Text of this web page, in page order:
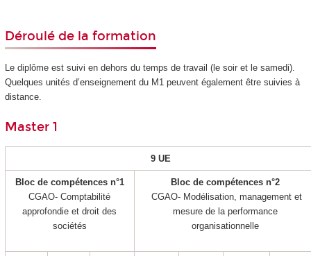
Déroulé de la formation
Le diplôme est suivi en dehors du temps de travail (le soir et le samedi).
Quelques unités d’enseignement du M1 peuvent également être suivies à
distance.
Master 1
9 UE
Bloc de compétences n°1
CGAO- Comptabilité
approfondie et droit des
sociétés
Bloc de compétences n°2
CGAO- Modélisation, management et
mesure de la performance
organisationnelle